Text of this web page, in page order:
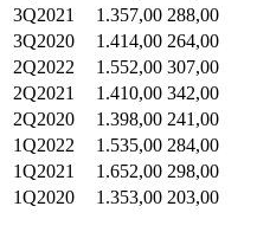
3Q2021
1.357,00 288,00
3Q2020
1.414,00 264,00
2Q2022
1.552,00 307,00
2Q2021
1.410,00 342,00
2Q2020
1.398,00 241,00
1Q2022
1.535,00 284,00
1Q2021
1.652,00 298,00
1Q2020
1.353,00 203,00